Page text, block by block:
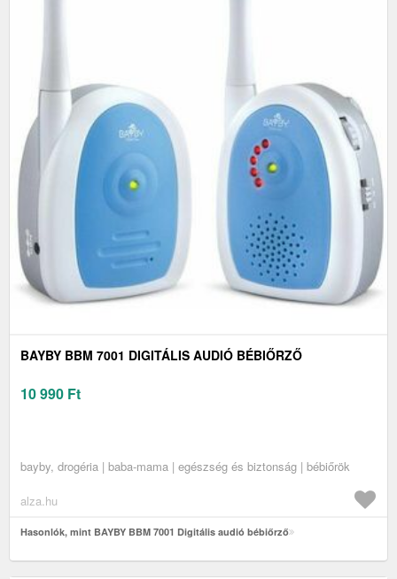
BAYBY BBM 7001 DIGITÁLIS AUDIÓ BÉBIŐRZŐ
10 990 Ft
bayby, drogéria | baba-mama | egészség és biztonság | bébiőrök
alza.hu
Hasonlók, mint BAYBY BBM 7001 Digitális audió bébiőrző